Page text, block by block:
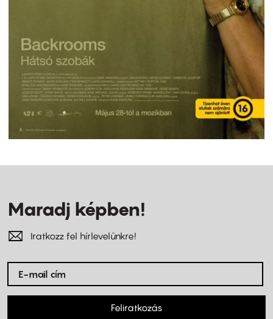
Maradj képben!
Iratkozz fel hírlevelünkre!
Feliratkozás